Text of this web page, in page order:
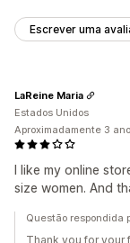
Escrever uma
I like my online
size women. And
LaReine Maria
Estados Unidos
Aproximadamente 3
Questão
Thank you for your